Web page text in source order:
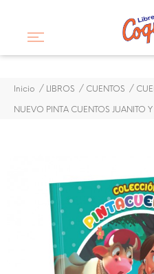
Inicio LIBROS CUENTOS
NUEVO PINTA CUENTOS JUANITO
NUEVO
JUANITO Y
$ 1,50